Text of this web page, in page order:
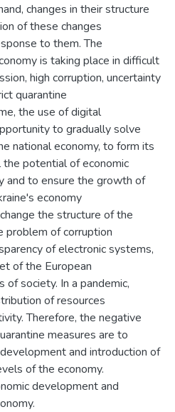
changes in their structure
of these changes
to them. The
is taking place in difficult
high corruption, uncertainty
quarantine
the use of digital
to gradually solve
national economy, to form its
potential of economic
and to ensure the growth of
economy
the structure of the
problem of corruption
of electronic systems,
of the European
of society. In a pandemic,
of resources
Therefore, the negative
measures are to
and introduction of
of the economy.
development and